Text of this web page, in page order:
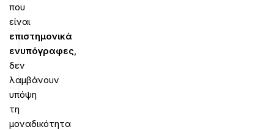
που
είναι
επιστημονικά
ενυπόγραφες
δεν
λαμβάνουν
υπόψη
τη
μοναδικότητα